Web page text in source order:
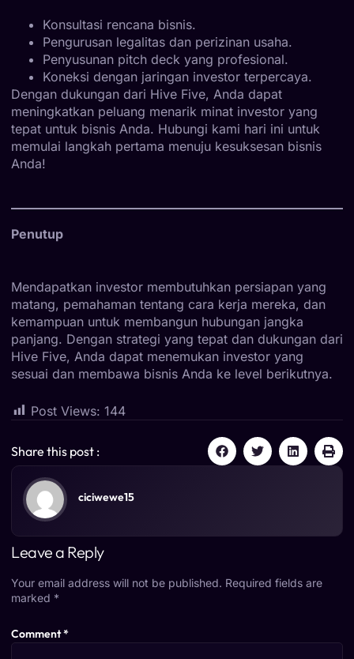
Konsultasi rencana bisnis.
Pengurusan legalitas dan perizinan usaha.
Penyusunan pitch deck yang profesional.
Koneksi dengan jaringan investor terpercaya.
Dengan dukungan dari Hive Five, Anda dapat
meningkatkan peluang menarik minat investor yang
tepat untuk bisnis Anda. Hubungi kami hari ini untuk
memulai langkah pertama menuju kesuksesan bisnis
Anda!
Penutup
Mendapatkan investor membutuhkan persiapan yang
matang, pemahaman tentang cara kerja mereka, dan
kemampuan untuk membangun hubungan jangka
panjang. Dengan strategi yang tepat dan dukungan dari
Hive Five, Anda dapat menemukan investor yang
sesuai dan membawa bisnis Anda ke level berikutnya.
Post Views: 144
Share this post :
ciciwewe15
Leave a Reply
Your email address will not be published. Required fields are
marked *
Comment*